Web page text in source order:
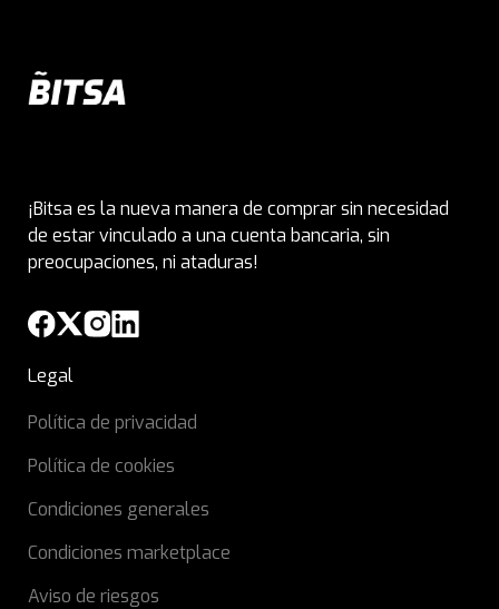
¡Bitsa es la nueva manera de comprar sin necesidad
de estar vinculado a una cuenta bancaria, sin
preocupaciones, ni ataduras!
Legal
Política de privacidad
Política de cookies
Condiciones generales
Condiciones marketplace
Aviso de riesgos